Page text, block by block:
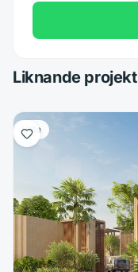
Liknande projekt
Villa